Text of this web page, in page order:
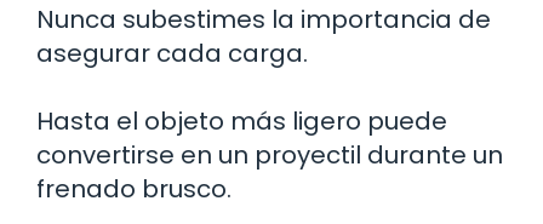
Nunca subestimes la importancia de
asegurar cada carga.
Hasta el objeto más ligero puede
convertirse en un proyectil durante un
frenado brusco.